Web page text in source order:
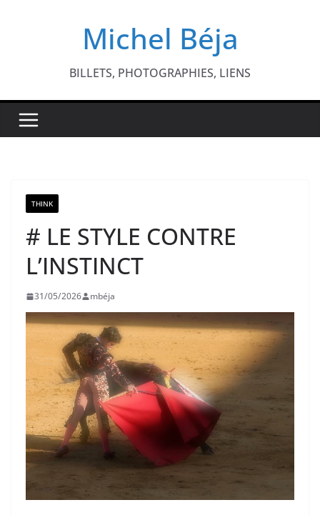
Michel Béja
BILLETS, PHOTOGRAPHIES, LIENS
THINK
# LE STYLE CONTRE
L’INSTINCT
31/05/2026 mbéja